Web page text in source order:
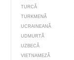
TURCĂ
TURKMENĂ
UCRAINEANĂ
UDMURTĂ
UZBECĂ
VIETNAMEZĂ